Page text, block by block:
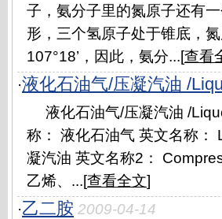
子，氨分子里的氮原子还有
形，三个氢原子处于锥底，
107°18’，因此，氨分...[查看
·液化石油气/压凝汽油 /
液化石油气/压凝汽油 /
称： 液化石油气 英文名称
凝汽油 英文名称2：
乙烯、...[查看全文]
·乙二胺 2009-04-14